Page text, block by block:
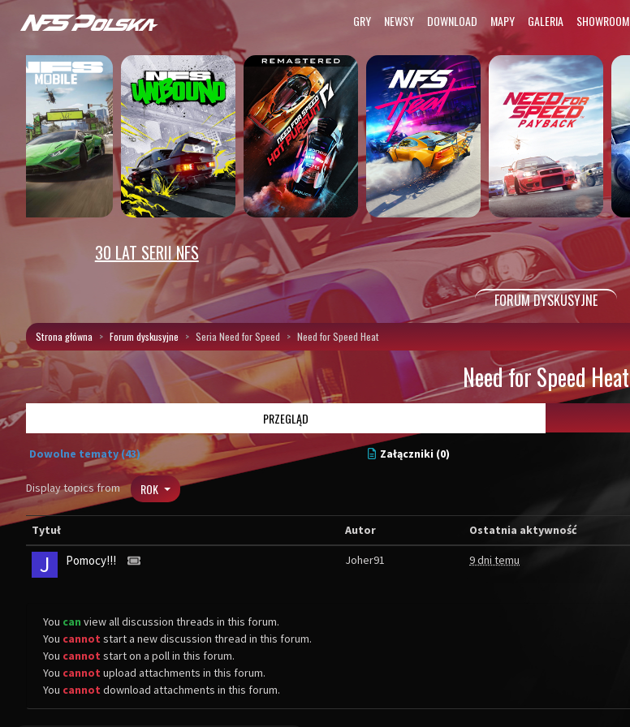
GRY NEWSY DOWNLOAD MAPY GALERIA SHOWROOM
30 LAT SERII NFS
FORUM DYSKUSYJNE
Strona główna Forum dyskusyjne Seria Need for Speed Need for Speed Heat
Need for Speed Heat
PRZEGLĄD
Dowolne tematy (43) Załączniki (0)
Display topics from ROK
Tytuł Autor Ostatnia aktywność
J Pomocy!!! Joher91 9 dni temu
You can view all discussion threads in this forum.
You cannot start a new discussion thread in this forum.
You cannot start on a poll in this forum.
You cannot upload attachments in this forum.
You cannot download attachments in this forum.